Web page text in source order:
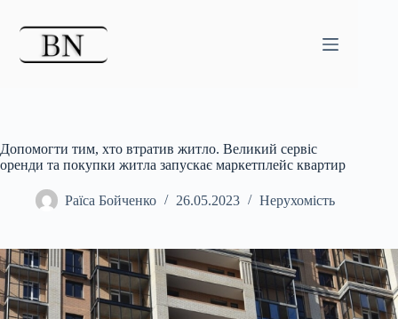
Допомогти тим, хто втратив житло. Великий сервіс
оренди та покупки житла запускає маркетплейс квартир
Раїса Бойченко 26.05.2023 Нерухомість